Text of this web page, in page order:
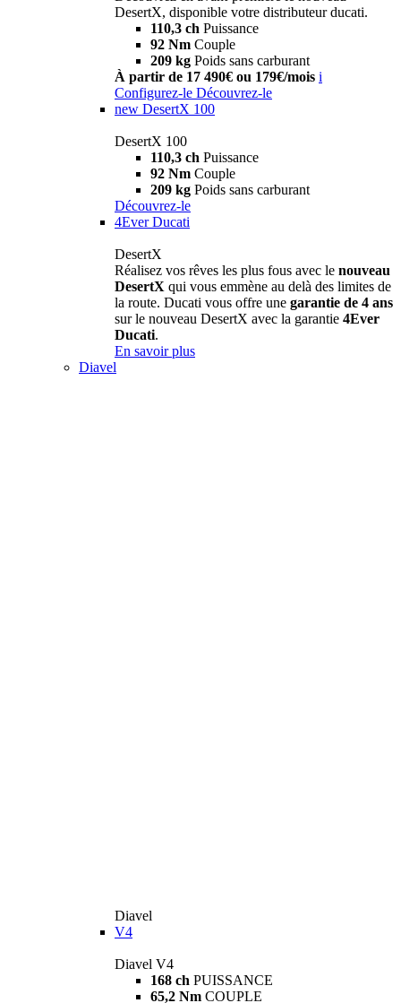
DesertX, disponible votre distributeur ducati.
110,3 ch Puissance
92 Nm Couple
209 kg Poids sans carburant
À partir de 17 490€ ou 179€/mois i
Configurez-le Découvrez-le
new DesertX 100
DesertX 100
110,3 ch Puissance
92 Nm Couple
209 kg Poids sans carburant
Découvrez-le
4Ever Ducati
DesertX
Réalisez vos rêves les plus fous avec le nouveau
DesertX qui vous emmène au delà des limites de
la route. Ducati vous offre une garantie de 4 ans
sur le nouveau DesertX avec la garantie 4Ever
Ducati.
En savoir plus
Diavel
Diavel
V4
Diavel V4
168 ch PUISSANCE
65,2 Nm COUPLE